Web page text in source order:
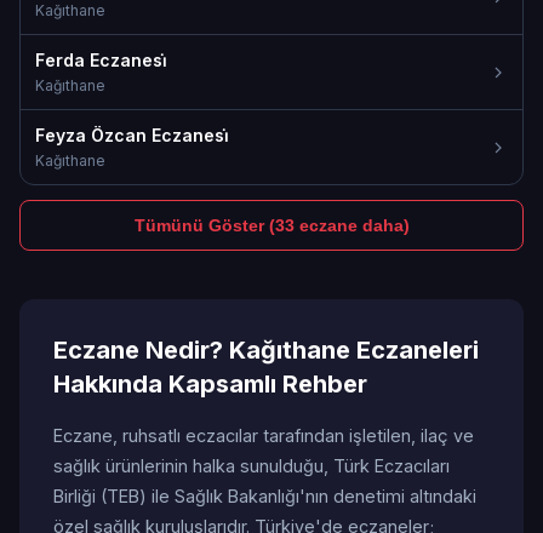
Kağıthane
Ferda Eczanesi̇
Kağıthane
Feyza Özcan Eczanesi̇
Kağıthane
Tümünü Göster (33 eczane daha)
Eczane Nedir? Kağıthane Eczaneleri
Hakkında Kapsamlı Rehber
Eczane, ruhsatlı eczacılar tarafından işletilen, ilaç ve
sağlık ürünlerinin halka sunulduğu, Türk Eczacıları
Birliği (TEB) ile Sağlık Bakanlığı'nın denetimi altındaki
özel sağlık kuruluşlarıdır. Türkiye'de eczaneler;